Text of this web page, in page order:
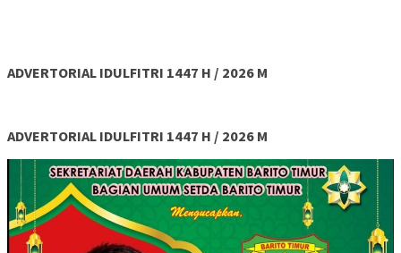
ADVERTORIAL IDULFITRI 1447 H / 2026 M
ADVERTORIAL IDULFITRI 1447 H / 2026 M